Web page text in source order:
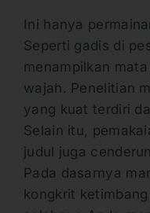
Ini hanya
Seperti gadis di
menampilkan
wajah. Penelitian
yang kuat terdiri
Selain itu,
judul juga
Pada dasarnya
kongkrit